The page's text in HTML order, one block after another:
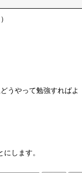
うやって勉強すればよ
します。